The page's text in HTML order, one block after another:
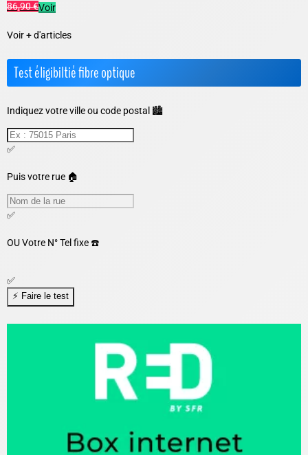
86,90 €Voir
Voir + d'articles
Test éligibiltié fibre optique
Indiquez votre ville ou code postal 🏙️
✅
Puis votre rue 🏠
✅
OUVotre N° Tel fixe ☎️
✅